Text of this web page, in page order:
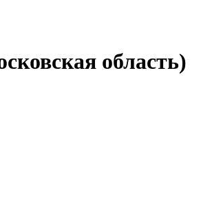
область)